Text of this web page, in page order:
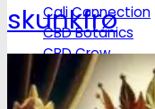
Cali Connection
CBD Botanics
CBD Crew
CBD Seeds
skunkfrø